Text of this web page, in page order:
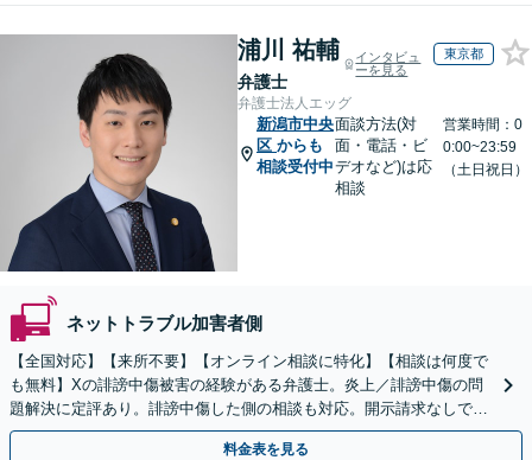
浦川 祐輔
弁護士
インタビュ
ーを見る
東京都
弁護士法人エッグ
新潟市中央
区 からも
相談受付中
面談方法(対
面・電話・ビ
デオなど)は応
相談
営業時間：0
0:00~23:59
（土日祝日）
ネットトラブル加害者側
【全国対応】【来所不要】【オンライン相談に特化】【相談は何度で
も無料】Xの誹謗中傷被害の経験がある弁護士。炎上／誹謗中傷の問
題解決に定評あり。誹謗中傷した側の相談も対応。開示請求なしで本
人の特定ができる場合もあり。
料金表を見る